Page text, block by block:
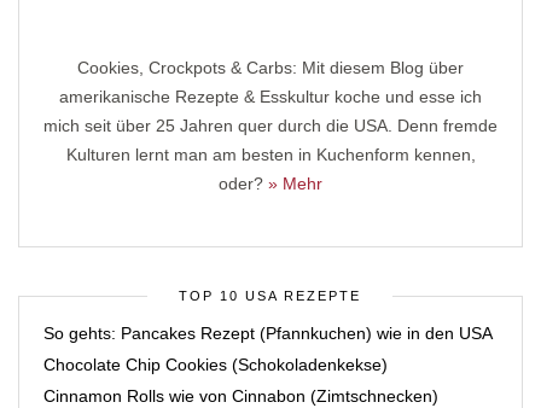
Cookies, Crockpots & Carbs: Mit diesem Blog über
amerikanische Rezepte & Esskultur koche und esse ich
mich seit über 25 Jahren quer durch die USA. Denn fremde
Kulturen lernt man am besten in Kuchenform kennen,
oder? » Mehr
TOP 10 USA REZEPTE
So gehts: Pancakes Rezept (Pfannkuchen) wie in den USA
Chocolate Chip Cookies (Schokoladenkekse)
Cinnamon Rolls wie von Cinnabon (Zimtschnecken)